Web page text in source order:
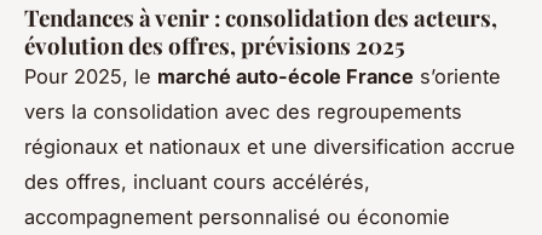
Tendances à venir : consolidation des acteurs,
évolution des offres, prévisions 2025
Pour 2025, le marché auto-école France s’oriente
vers la consolidation avec des regroupements
régionaux et nationaux et une diversification accrue
des offres, incluant cours accélérés,
accompagnement personnalisé ou économie